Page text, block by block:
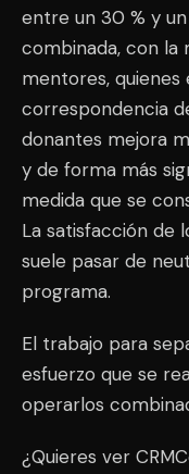
entre un 30 % y
combinada, con la
mentores,
correspondencia
donantes mejora
y de forma más
medida que se
La satisfacción de
suele pasar de
programa.
El trabajo para
esfuerzo que se
operarlos
¿Quieres ver